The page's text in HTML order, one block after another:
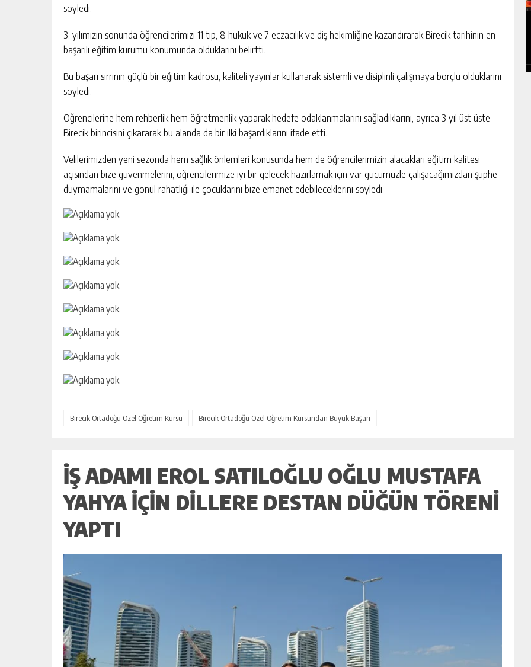
söyledi.
3. yılımızın sonunda öğrencilerimizi 11 tıp, 8 hukuk ve 7 eczacılık ve diş hekimliğine kazandırarak Birecik tarihinin en
başarılı eğitim kurumu konumunda olduklarını belirtti.
Bu başarı sırrının güçlü bir eğitim kadrosu, kaliteli yayınlar kullanarak sistemli ve disiplinli çalışmaya borçlu olduklarını
söyledi.
Öğrencilerine hem rehberlik hem öğretmenlik yaparak hedefe odaklanmalarını sağladıklarını, ayrıca 3 yıl üst üste
Birecik birincisini çıkararak bu alanda da bir ilki başardıklarını ifade etti.
Velilerimizden yeni sezonda hem sağlık önlemleri konusunda hem de öğrencilerimizin alacakları eğitim kalitesi
açısından bize güvenmelerini, öğrencilerimize iyi bir gelecek hazırlamak için var gücümüzle çalışacağımızdan şüphe
duymamalarını ve gönül rahatlığı ile çocuklarını bize emanet edebileceklerini söyledi.
Birecik Ortadoğu Özel Öğretim Kursu Birecik Ortadoğu Özel Öğretim Kursundan Büyük Başarı
İŞ ADAMI EROL SATILOĞLU OĞLU MUSTAFA
YAHYA IÇIN DILLERE DESTAN DÜĞÜN TÖRENI
YAPTI